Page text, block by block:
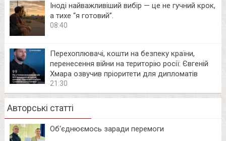
Іноді найважливіший вибір — це не гучний крок,
а тихе “я готовий”.
08:40
Перехоплювачі, кошти на безпеку країни,
перенесення війни на територію росії: Євгеній
Хмара озвучив пріоритети для дипломатів
21:30
Авторські статті
Об‘єднюємось заради перемоги